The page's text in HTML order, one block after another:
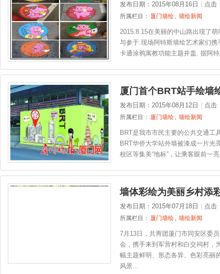
发布日期：2015年08月16日 点击
所属栏目： 厦门墙绘 , 墙绘新闻
2015.8.15在美丽的中山路出现了
与参于.现场阿特斯墙绘艺术家们
卡通涂鸦寓教功能主题井盖. 据阿
厦门首个BRT站手绘墙
发布日期：2015年08月12日 点击
所属栏目： 厦门墙绘 , 墙绘新闻
BRT是我市市民主要的公共交通工
BRT华侨大学站外墙被漆成一片光
校区等集美“地标”，让乘客眼前一
墙体彩绘为美丽乡村添
发布日期：2015年07月18日 点击
所属栏目： 厦门墙绘 , 墙绘新闻
7月13日，共靑团厦门市同安区委
会，携手来到军营村和白交祠村，
幅主题鲜明、形态各异、色彩亮丽
风景...